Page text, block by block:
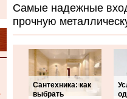
Самые надежные
прочную
Сантехника: как
выбрать